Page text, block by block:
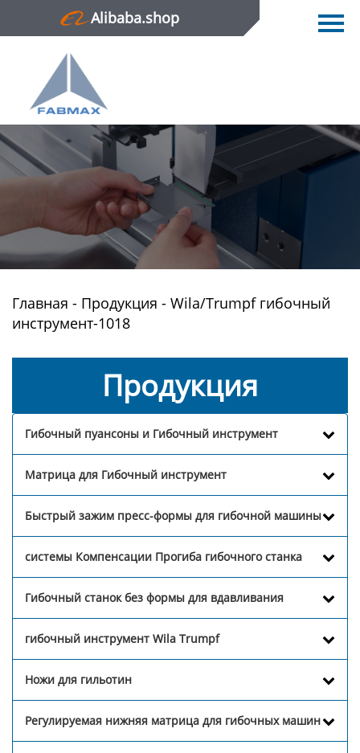
Alibaba.shop
Главная
Продукция
Новости
О нас
Контактная информация
Главная - Продукция - Wila/Trumpf гибочный
инструмент-1018
Продукция
Гибочный пуансоны и Гибочный инструмент
Матрица для Гибочный инструмент
Быстрый зажим пресс-формы для гибочной машины
системы Компенсации Прогиба гибочного станка
Гибочный станок без формы для вдавливания
гибочный инструмент Wila Trumpf
Ножи для гильотин
Регулируемая нижняя матрица для гибочных машин